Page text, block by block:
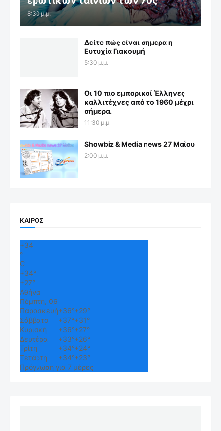
8:30 μ.μ.
Δείτε πώς είναι σημερα η
Ευτυχία Γιακουμή
5:30 μ.μ.
Οι 10 πιο εμπορικοί Έλληνες
καλλιτέχνες από το 1960 μέχρι
σήμερα.
11:30 μ.μ.
Showbiz & Media news 27 Μαΐου
2:00 μ.μ.
ΚΑΙΡΟΣ
+34
°
C
+34°
+27°
Αθήνα
Πέμπτη, 06
Παρασκευή+36°+29°
Σάββατο
+37°+31°
Κυριακή
+36°+27°
Δευτέρα
+33°+26°
Τρίτη
+34°+24°
Τετάρτη
+34°+23°
Πρόγνωση για 7 μέρες